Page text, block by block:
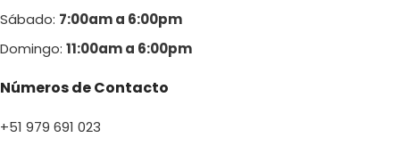
Sábado: 7:00am a 6:00pm
Domingo: 11:00am a 6:00pm
Números de Contacto
+51 979 691 023